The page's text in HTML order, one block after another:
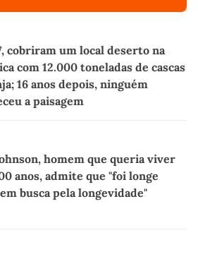
cobriram um local deserto na
com 12.000 toneladas de cascas
16 anos depois, ninguém
a paisagem
homem que queria viver
anos, admite que "foi longe
busca pela longevidade"